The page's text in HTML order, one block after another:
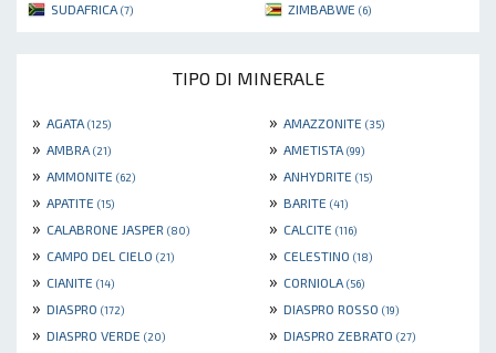
SUDAFRICA (7) ZIMBABWE (6)
TIPO DI MINERALE
» AGATA (125) » AMAZZONITE (35)
» AMBRA (21) » AMETISTA (99)
» AMMONITE (62) » ANHYDRITE (15)
» APATITE (15) » BARITE (41)
» CALABRONE JASPER (80) » CALCITE (116)
» CAMPO DEL CIELO (21) » CELESTINO (18)
» CIANITE (14) » CORNIOLA (56)
» DIASPRO (172) » DIASPRO ROSSO (19)
» DIASPRO VERDE (20) » DIASPRO ZEBRATO (27)